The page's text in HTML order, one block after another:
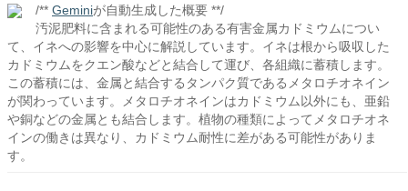
/** Geminiが自動生成した概要 **/
汚泥肥料に含まれる可能性のある有害金属カドミウムについ
て、イネへの影響を中心に解説しています。イネは根から吸収した
カドミウムをクエン酸などと結合して運び、各組織に蓄積します。
この蓄積には、金属と結合するタンパク質であるメタロチオネイン
が関わっています。メタロチオネインはカドミウム以外にも、亜鉛
や銅などの金属とも結合します。植物の種類によってメタロチオネ
インの働きは異なり、カドミウム耐性に差がある可能性がありま
す。